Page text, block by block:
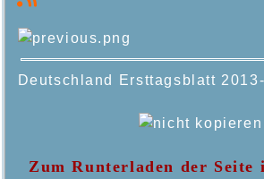
Deutschland Ersttagsblatt
Zum Runterladen der Seite